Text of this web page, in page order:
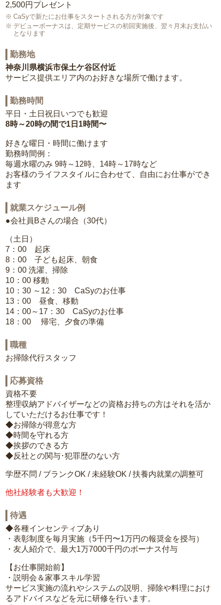
2,500円プレゼント
CaSyで新たにお仕事をスタートされる方が対象です
デビューボーナスは、定期サービスの初回実施後、翌々月末お支払い
となります
勤務地
神奈川県横浜市保土ケ谷区付近
サービス提供エリア内のお好きな場所で働けます。
勤務時間
平日・土日祝日いつでも歓迎
8時～20時の間で1日1時間〜
好きな曜日・時間に働けます
勤務時間例：
毎週水曜のみ 9時～12時、14時～17時など
お客様のライフスタイルに合わせて、自由にお仕事ができ
ます
就業スケジュール例
●会社員Bさんの場合（30代）
（土日）
7：00 起床
8：00 子ども起床、朝食
9：00 洗濯、掃除
10：00 移動
10：30 ～12：30 CaSyのお仕事
13：00 昼食、移動
14：00～17：30 CaSyのお仕事
18：00 帰宅、夕食の準備
職種
お掃除代行スタッフ
応募資格
資格不要
整理収納アドバイザーなどの資格お持ちの方はそれを活か
していただけるお仕事です！
◆お掃除が得意な方
◆時間を守れる方
◆挨拶のできる方
◆反社との関与･犯罪歴のない方
学歴不問 / ブランクOK / 未経験OK / 扶養内就業の調整可
他社経験者も大歓迎！
待遇
◆各種インセンティブあり
・表彰制度を毎月実施（5千円〜1万円の報奨金を授与）
・友人紹介で、最大1万7000千円のボーナス付与
【お仕事開始前】
・説明会＆家事スキル学習
サービス実施の流れやシステムの説明、掃除や料理におけ
るアドバイスなどを元に研修を行います。